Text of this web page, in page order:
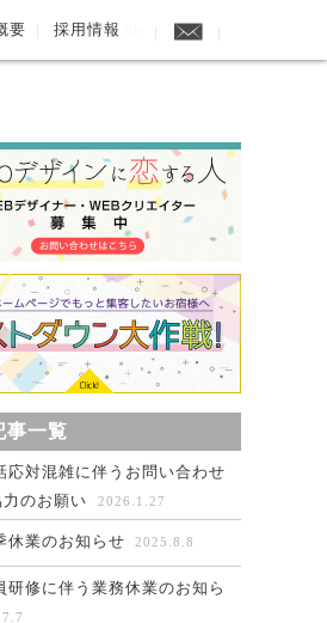
要 採用情報
事一覧
応対混雑に伴うお問い合わせ
のお願い
2026.1.27
休業のお知らせ 2025.8.8
研修に伴う業務休業のお知ら